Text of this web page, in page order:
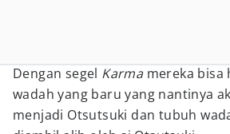
Dengan segel Karma mereka bisa
wadah yang baru yang nantinya
menjadi Otsutsuki dan tubuh